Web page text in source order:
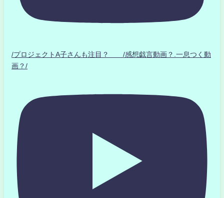
/プロジェクトA子さんも注目？ /感想戯言動画？.一息つく動
画？/